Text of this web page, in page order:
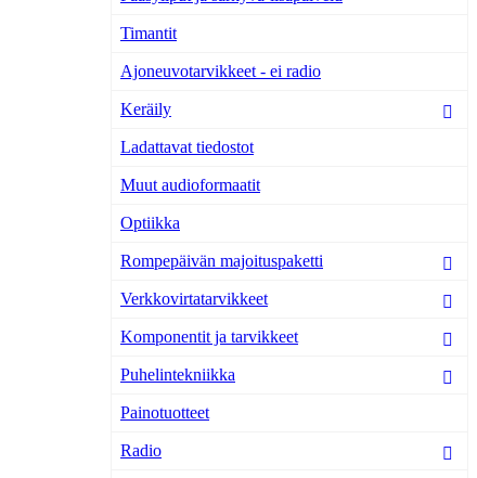
Timantit
Ajoneuvotarvikkeet - ei radio
Keräily
Ladattavat tiedostot
Muut audioformaatit
Optiikka
Rompepäivän majoituspaketti
Verkkovirtatarvikkeet
Komponentit ja tarvikkeet
Puhelintekniikka
Painotuotteet
Radio